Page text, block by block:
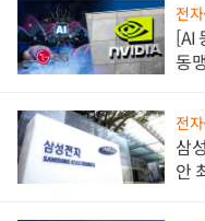
전
[AI
동
전
삼
안